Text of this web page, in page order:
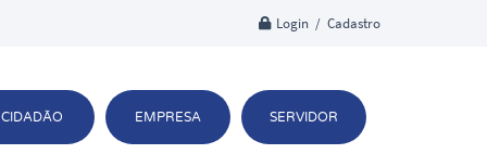
Login / Cadastro
CIDADÃO EMPRESA SERVIDOR